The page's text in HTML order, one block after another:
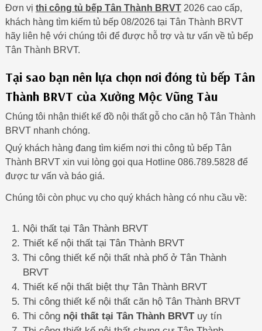
Đơn vị thi công tủ bếp Tân Thành BRVT2026 cao cấp,
khách hàng tìm kiếm tủ bếp 08/2026 tại Tân Thành BRVT
hãy liên hệ với chúng tôi để được hỗ trợ và tư vấn về tủ bếp
Tân Thành BRVT.
Tại sao bạn nên lựa chọn nơi đóng tủ bếp Tân
Thành BRVT của Xưởng Mộc Vũng Tàu
Chúng tôi nhận thiết kế đồ nội thất gỗ cho căn hộ Tân Thành
BRVT nhanh chóng.
Quý khách hàng đang tìm kiếm nơi thi công tủ bếp Tân
Thành BRVT xin vui lòng gọi qua Hotline 086.789.5828 để
được tư vấn và báo giá.
Chúng tôi còn phục vụ cho quý khách hàng có nhu cầu về:
Nội thất tại Tân Thành BRVT
Thiết kế nội thất tại Tân Thành BRVT
Thi công thiết kế nội thất nhà phố ở Tân Thành
BRVT
Thiết kế nội thất biệt thự Tân Thành BRVT
Thi công thiết kế nội thất căn hộ Tân Thành BRVT
Thi công nội thất tại Tân Thành BRVTuy tín